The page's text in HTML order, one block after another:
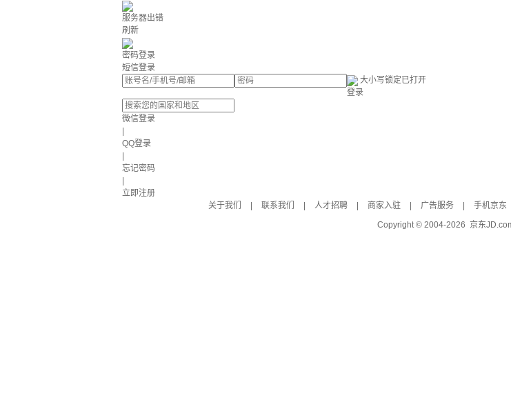
服务器出错
刷新
密码登录
短信登录
大小写锁定已打开
登录
微信登录
QQ登录
忘记密码
立即注册
关于我们
联系我们 人才招聘 商家入驻 广告服务 手机京东
Copyright © 2004-2026 京东